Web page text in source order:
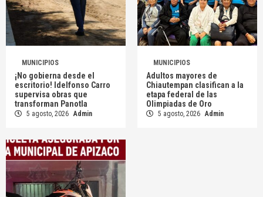
MUNICIPIOS
¡No gobierna desde el
escritorio! Idelfonso Carro
supervisa obras que
transforman Panotla
5 agosto, 2026 Admin
MUNICIPIOS
Adultos mayores de
Chiautempan clasifican a la
etapa federal de las
Olimpiadas de Oro
5 agosto, 2026 Admin